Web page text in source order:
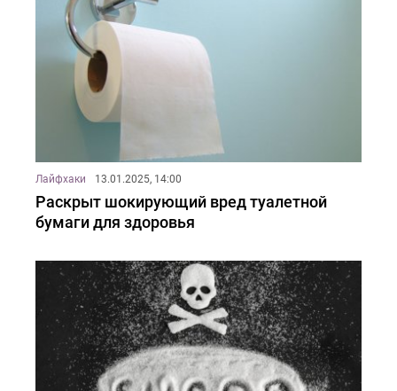
Лайфхаки 13.01.2025, 14:00
Раскрыт шокирующий вред туалетной
бумаги для здоровья